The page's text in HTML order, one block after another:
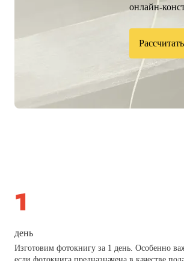
онлайн-
день
Изготовим фотокнигу за 1 день. Особенно